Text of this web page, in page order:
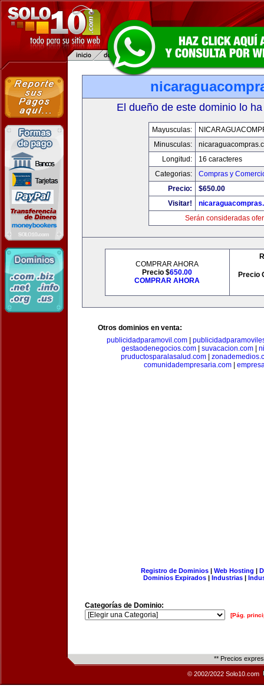
El dueño de este dominio lo
Mayusculas:
Minusculas:
Longitud:
16 caracteres
Categorias:
Compras y
Precio:
$650.00
Visitar!
Serán consideradas
COMPRAR AHORA
Precio $650.00
COMPRAR AHORA
Precio
Otros dominios en venta:
publicidadparamovil.com
gestaodenegocios.com| suvacacion.com|
pruductosparalasalud.com|
comunidadempresaria.com|
Registro de Dominios| Web Hosting |
Dominios Expirados | Industrias |
Categorías de Dominio:
[Pág.
** Precios
© 2002/2022 Solo10.com